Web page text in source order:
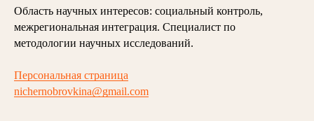
Область научных интересов: социальный контроль,
межрегиональная интеграция. Специалист по
методологии научных исследований.
Персональная страница
nichernobrovkina@gmail.com